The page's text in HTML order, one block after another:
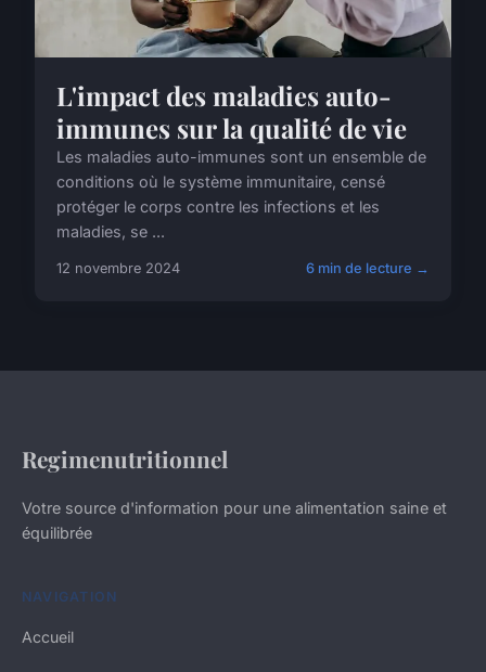
L'impact des maladies auto-
immunes sur la qualité de vie
Les maladies auto-immunes sont un ensemble de
conditions où le système immunitaire, censé
protéger le corps contre les infections et les
maladies, se ...
12 novembre 2024 6 min de lecture →
Regimenutritionnel
Votre source d'information pour une alimentation saine et
équilibrée
NAVIGATION
Accueil